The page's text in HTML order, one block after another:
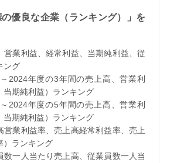
優良な企業（ランキング）」を
営業利益、経常利益、当期純利益、従
ング
2024年度の3年間の売上高、営業利
当期純利益）ランキング
2024年度の5年間の売上高、営業利
当期純利益）ランキング
営業利益率、売上高経常利益率、売上
）ランキング
数一人当たり売上高、従業員数一人当